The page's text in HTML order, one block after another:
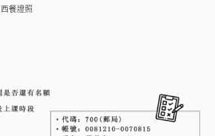
西餐證照